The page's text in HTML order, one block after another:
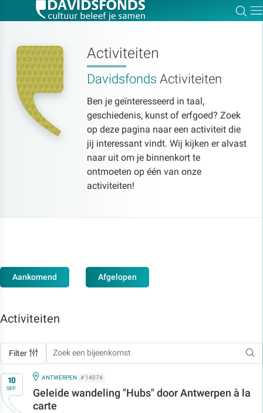
Activiteiten
Davidsfonds Activiteiten
Ben je geïnteresseerd in taal,
geschiedenis, kunst of erfgoed? Zoek
op deze pagina naar een activiteit die
jij interessant vindt. Wij kijken er alvast
naar uit om je binnenkort te
ontmoeten op één van onze
activiteiten!
Aankomend Afgelopen
Activiteiten
Filter
Op10
SEP
IN
ANTWERPEN # 14074
Geleide wandeling "Hubs" door Antwerpen à la
carte
Zoek:
Zoeken